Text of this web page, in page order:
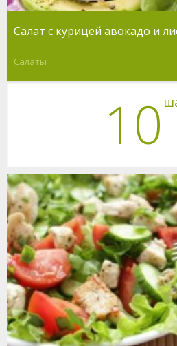
Салат с курицей авокадо и
Салаты
10